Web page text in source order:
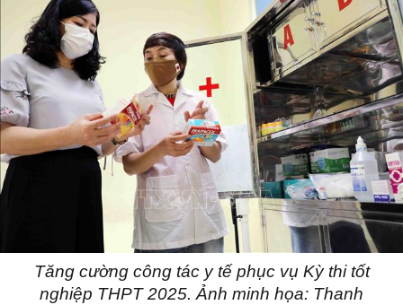
Tăng cường công tác y tế phục vụ Kỳ thi tốt
nghiệp THPT 2025. Ảnh minh họa: Thanh